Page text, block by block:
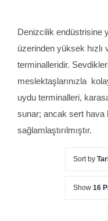
Denizcilik endüstrisine
üzerinden yüksek
terminalleridir.
meslektaşlarınızla
uydu terminalleri,
sunar; ancak sert hava
sağlamlaştırılmıştır.
Sort by
Show 16